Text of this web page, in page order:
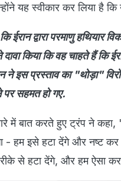
यह स्वीकार कर लिया है
ईरान द्वारा परमाणु
किया कि वह चाहते हैं कि
ने इस प्रस्ताव का "थोड़ा"
सहमत हो गए.
में बात करते हुए ट्रंप ने
- हम इसे हटा देंगे और नष्ट
से हटा देंगे, और हम ऐसा करने